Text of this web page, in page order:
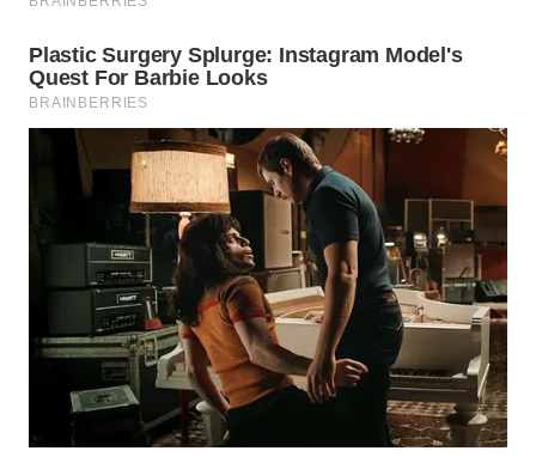
WN
WN
INDRAMAYU
WN
KUNINGAN
WN
MAJALENGKA
WN